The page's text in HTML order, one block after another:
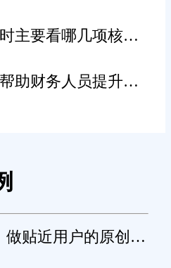
主要看哪几项核心
助财务人员提升对
贴近用户的原创小